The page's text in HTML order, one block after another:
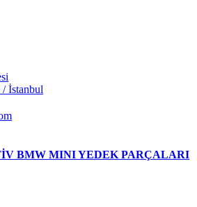
İstanbul
BMW MINI YEDEK PARÇALARI